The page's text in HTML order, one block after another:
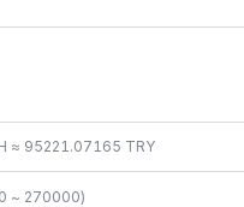
≈ 95221.07165 TRY
~ 270000)